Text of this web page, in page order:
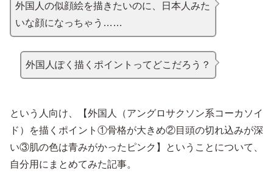
外国人の似顔絵を描きたいのに、日本人みた
いな顔になっちゃう……
外国人ぽく描くポイントってどこだろう？
という人向け、【外国人（アングロサクソン系コーカソイ
ド）を描くポイント①骨格が大きめ②目頭の切れ込みが深
い③肌の色は青みがかったピンク】ということについて、
自分用にまとめてみた記事。